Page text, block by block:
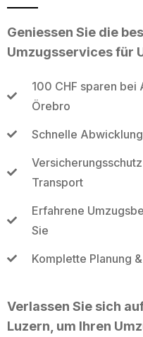
Geniessen Sie die
Umzugsservices für
100 CHF sparen bei
Örebro
Schnelle
Transport
Erfahrene
Sie
Komplette Planung
Verlassen Sie sich
Luzern, um Ihren